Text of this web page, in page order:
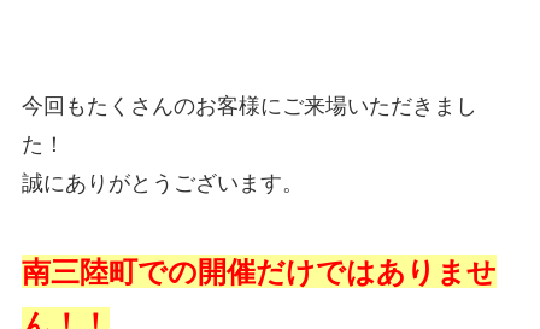
今回もたくさんのお客様にご来場いただきまし
た！
誠にありがとうございます。
南三陸町での開催だけではありませ